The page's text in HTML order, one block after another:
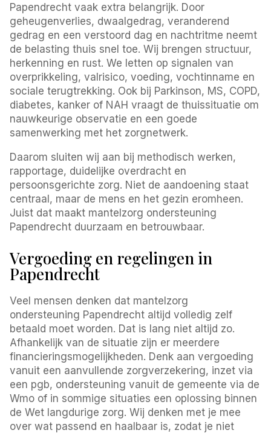
Papendrecht vaak extra belangrijk. Door
geheugenverlies, dwaalgedrag, veranderend
gedrag en een verstoord dag en nachtritme neemt
de belasting thuis snel toe. Wij brengen structuur,
herkenning en rust. We letten op signalen van
overprikkeling, valrisico, voeding, vochtinname en
sociale terugtrekking. Ook bij Parkinson, MS, COPD,
diabetes, kanker of NAH vraagt de thuissituatie om
nauwkeurige observatie en een goede
samenwerking met het zorgnetwerk.
Daarom sluiten wij aan bij methodisch werken,
rapportage, duidelijke overdracht en
persoonsgerichte zorg. Niet de aandoening staat
centraal, maar de mens en het gezin eromheen.
Juist dat maakt mantelzorg ondersteuning
Papendrecht duurzaam en betrouwbaar.
Vergoeding en regelingen in
Papendrecht
Veel mensen denken dat mantelzorg
ondersteuning Papendrecht altijd volledig zelf
betaald moet worden. Dat is lang niet altijd zo.
Afhankelijk van de situatie zijn er meerdere
financieringsmogelijkheden. Denk aan vergoeding
vanuit een aanvullende zorgverzekering, inzet via
een pgb, ondersteuning vanuit de gemeente via de
Wmo of in sommige situaties een oplossing binnen
de Wet langdurige zorg. Wij denken met je mee
over wat passend en haalbaar is, zodat je niet